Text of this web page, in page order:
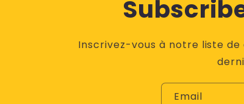
Inscrivez-vous à notre liste
Email